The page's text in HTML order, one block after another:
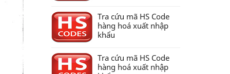
Tra cứu mã HS Code
hàng hoá xuất nhập
khẩu
Tra cứu mã HS Code
hàng hoá xuất nhập